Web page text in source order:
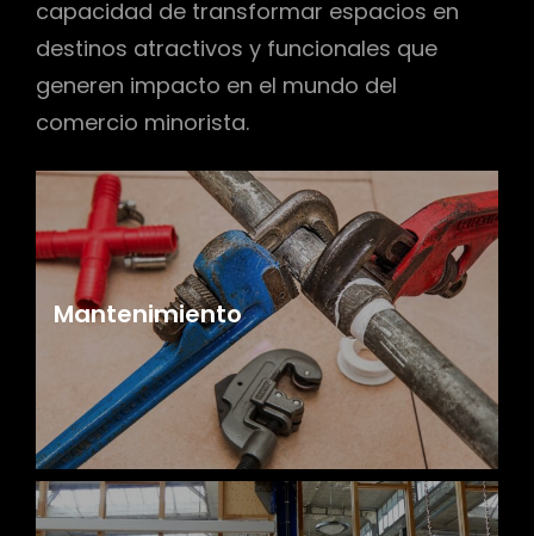
capacidad de transformar espacios en
destinos atractivos y funcionales que
generen impacto en el mundo del
comercio minorista.
Mantenimiento